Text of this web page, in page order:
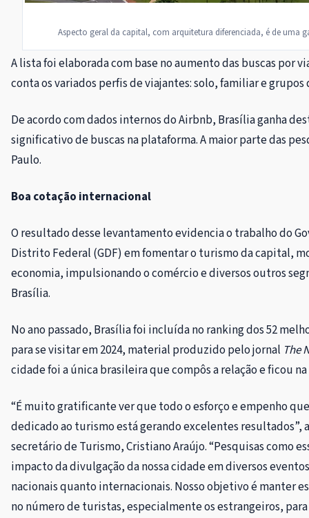
Aspecto geral da capital, com arquitetura diferenciada, é de uma
A lista foi elaborada com base no aumento das buscas por
conta os variados perfis de viajantes: solo, familiar e grupos
De acordo com dados internos do Airbnb, Brasília ganha
significativo de buscas na plataforma. A maior parte das
Paulo.
Boa cotação internacional
O resultado desse levantamento evidencia o trabalho do
Distrito Federal (GDF) em fomentar o turismo da capital,
economia, impulsionando o comércio e diversos outros
Brasília.
No ano passado, Brasília foi incluída no ranking dos 52
para se visitar em 2024, material produzido pelo jornal The
cidade foi a única brasileira que compôs a relação e ficou na
“É muito gratificante ver que todo o esforço e empenho
dedicado ao turismo está gerando excelentes resultados”,
secretário de Turismo, Cristiano Araújo. “Pesquisas como
impacto da divulgação da nossa cidade em diversos
nacionais quanto internacionais. Nosso objetivo é manter
no número de turistas, especialmente os estrangeiros,